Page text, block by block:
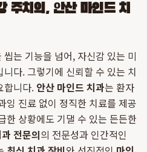
주치의, 안산 마인드 치
는 기능을 넘어, 자신감 있는 미
다. 그렇기에 신뢰할 수 있는 치
합니다. 안산 마인드 치과는 환자
잉 진료 없이 정직한 치료를 제공
한 상황에도 기댈 수 있는 든든한
전문의의 전문성과 인간적인